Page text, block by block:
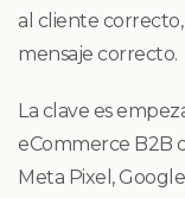
al cliente
mensaje correcto.
La clave es
eCommerce B2B
Meta Pixel,